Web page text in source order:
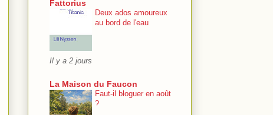
Fattorius
Deux ados amoureux
au bord de l'eau
Il y a 2 jours
La Maison du Faucon
Faut-il bloguer en août
?